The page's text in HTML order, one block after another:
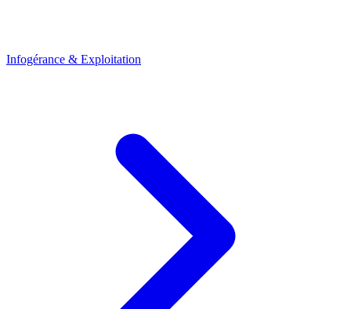
Infogérance & Exploitation